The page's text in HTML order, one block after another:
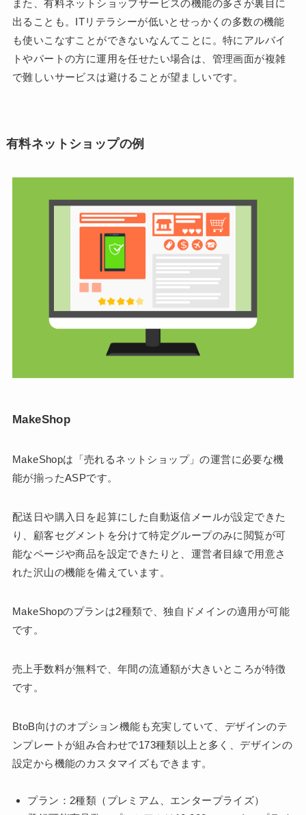
また、有料ネットショップサービスの機能の多さが裏目に
出ることも。ITリテラシーが低いとせっかくの多数の機能
も使いこなすことができないなんてことに。特にアルバイ
トやパートの方に運用を任せたい場合は、管理画面が複雑
で難しいサービスは避けることが望ましいです。
有料ネットショップの例
MakeShop
MakeShopは「売れるネットショップ」の運営に必要な機
能が揃ったASPです。
配送日や購入日を起算にした自動返信メールが設定できた
り、顧客セグメントを分けて特定グループのみに閲覧が可
能なページや商品を設定できたりと、運営者目線で用意さ
れた沢山の機能を備えています。
MakeShopのプランは2種類で、独自ドメインの適用が可能
です。
売上手数料が無料で、年間の流通額が大きいところが特徴
です。
BtoB向けのオプション機能も充実していて、デザインのテ
ンプレートが組み合わせで173種類以上と多く、デザインの
設定から機能のカスタマイズもできます。
プラン：2種類（プレミアム、エンタープライズ）